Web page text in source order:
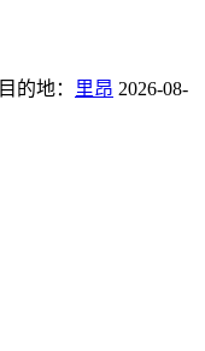
目的地： 里昂 2026-08-